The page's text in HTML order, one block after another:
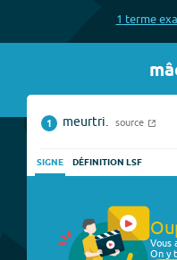
1 terme
1 meurtri. source
SIGNE DÉFINITION LSF
Vous
On y